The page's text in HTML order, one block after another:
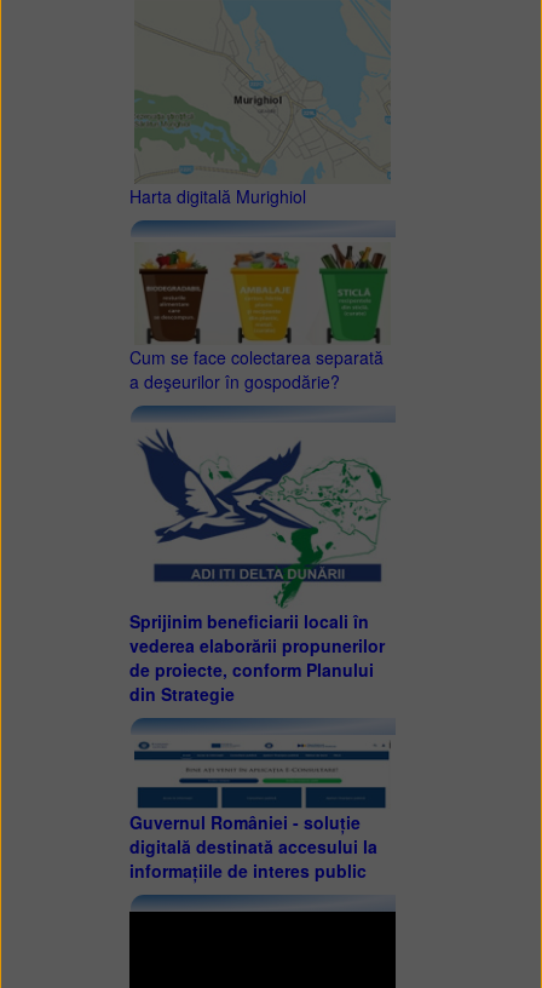
Harta digitală Murighiol
Cum se face colectarea separată
a deşeurilor în gospodărie?
Sprijinim beneficiarii locali în
vederea elaborării propunerilor
de proiecte, conform Planului
din Strategie
Guvernul României - soluție
digitală destinată accesului la
informațiile de interes public